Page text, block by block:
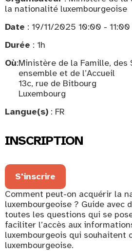
la nationalité luxembourgeoise
Date : 19/11/2025 10:00 - 11:00
Durée : 1h
Où:Ministère de la Famille, des
ensemble et de l’Accueil
13c, rue de Bitbourg
Luxembourg
Langue(s) : FR
INSCRIPTION
S'inscrire
Comment peut-on acquérir la
luxembourgeoise ? Guide avec
toutes les questions qui se
faciliter l’accès aux
luxembourgeois qui
luxembourgeoise.